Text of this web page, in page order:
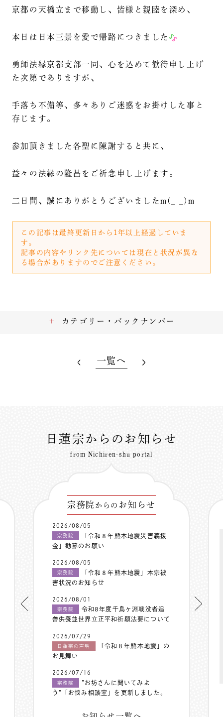
京都の天橋立まで移動し、皆様と親睦を深め、
本日は日本三景を愛で帰路につきました
勇師法縁京都支部一同、心を込めて歓待申し上げ
た次第でありますが、
手落ち不備等、多々ありご迷惑をお掛けした事と
存じます。
参加頂きました各聖に陳謝すると共に、
益々の法縁の隆昌をご祈念申し上げます。
二日間、誠にありがとうございましたm(_ _)m
この記事は最終更新日から1年以上経過していま
す。
記事の内容やリンク先については現在と状況が異な
る場合がありますのでご注意ください。
カテゴリー・バックナンバー
一覧へ
日蓮宗からのお知らせ
from Nichiren-shu portal
宗務院 からの お知らせ
2026/08/05
宗務院
「令和８年熊本地震災害義援
金」勧募のお願い
2026/08/05
宗務院
「令和８年熊本地震」本宗被
害状況のお知らせ
2026/08/01
宗務院
令和8年度千鳥ヶ淵戦没者追
善供養並世界立正平和祈願法要について
2026/07/29
日蓮宗の声明
「令和８年熊本地震」の
お見舞い
2026/07/16
宗務院
”お坊さんに聞いてみよ
う”「お悩み相談室」を更新しました。